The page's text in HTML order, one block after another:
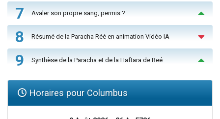
7 Avaler son propre sang, permis ?
8 Résumé de la Paracha Réé en animation Vidéo IA
9 Synthèse de la Paracha et de la Haftara de Reé
Horaires pour Columbus